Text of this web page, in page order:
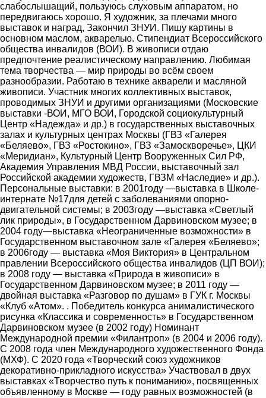
слабослышащий, пользуюсь слуховым аппаратом, но
передвигаюсь хорошо. Я художник, за плечами много
выставок и наград, Закончил ЗНУИ. Пишу картины в
основном маслом, акварелью. Стипендиат Всероссийского
общества инвалидов (ВОИ). В живописи отдаю
предпочтение реалистическому направлению. Любимая
тема творчества ― мир природы во всём своем
разнообразии. Работаю в технике акварели и масляной
живописи. Участник многих коллективных выставок,
проводимых ЗНУИ и другими организациями (Московские
выставки -ВОИ, МГО ВОИ, Городской социокультурный
Центр «Надежда» и др.) в государственных выставочных
залах и культурных центрах Москвы (ГВЗ «Галерея
«Беляево», ГВЗ «Ростокино», ГВЗ «Замоскворечье», ЦКИ
«Меридиан», Культурный Центр Вооруженных Сил РФ,
Академия Управления МВД России, выставочный зал
Российской академии художеств, ГВЗМ «Наследие» и др.).
Персональные выставки: в 2001году ―выставка в Школе-
интернате №17для детей с заболеваниями опорно-
двигательной системы; в 2003году ―выставка «Светлый
лик природы», в Государственном Дарвиновском музее; в
2004 году―выставка «Неограниченные возможности» в
Государственном выставочном зале «Галерея «Беляево»;
в 2006году ― выставка «Моя Виктория» в Центральном
правлении Всероссийского общества инвалидов (ЦП ВОИ);
в 2008 году ― выставка «Природа в живописи» в
Государственном Дарвиновском музее; в 2011 году ―
двойная выставка «Разговор по душам» в ГУК г. Москвы
«Клуб «Атом». . Победитель конкурса анималистического
рисунка «Классика и современность» в Государственном
Дарвиновском музее (в 2002 году) Номинант
Международной премии «Филантроп» (в 2004 и 2006 году).
С 2008 года член Международного художественного Фонда
(МХФ). С 2020 года «Творческий союз художников
декоративно-прикладного искусства» Участвовал в двух
выставках «Творчество путь к пониманию», посвященных
объявленному в Москве ― году равных возможностей (в